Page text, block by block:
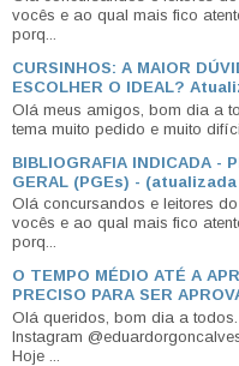
vocês e ao qual mais fico
porq...
CURSINHOS: A MAIOR
ESCOLHER O IDEAL?
Olá meus amigos, bom dia a
tema muito pedido e muito
BIBLIOGRAFIA INDICADA -
GERAL (PGEs) - (atualizada
Olá concursandos e leitores
vocês e ao qual mais fico
porq...
O TEMPO MÉDIO ATÉ A
PRECISO PARA SER
Olá queridos, bom dia a
Instagram
Hoje ...